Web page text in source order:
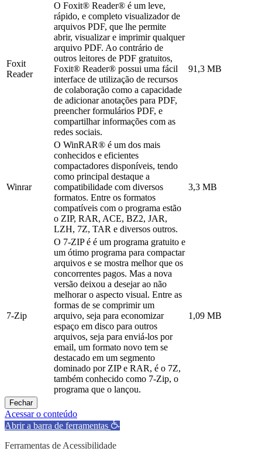
Foxit
Reader
O Foxit® Reader® é um leve,
rápido, e completo visualizador de
arquivos PDF, que lhe permite
abrir, visualizar e imprimir qualquer
arquivo PDF. Ao contrário de
outros leitores de PDF gratuitos,
Foxit® Reader® possui uma fácil
interface de utilização de recursos
de colaboração como a capacidade
de adicionar anotações para PDF,
preencher formulários PDF, e
compartilhar informações com as
redes sociais.
91,3 MB
Winrar
O WinRAR® é um dos mais
conhecidos e eficientes
compactadores disponíveis, tendo
como principal destaque a
compatibilidade com diversos
formatos. Entre os formatos
compatíveis com o programa estão
o ZIP, RAR, ACE, BZ2, JAR,
LZH, 7Z, TAR e diversos outros.
3,3 MB
7-Zip
O 7-ZIP é é um programa gratuito e
um ótimo programa para compactar
arquivos e se mostra melhor que os
concorrentes pagos. Mas a nova
versão deixou a desejar ao não
melhorar o aspecto visual. Entre as
formas de se comprimir um
arquivo, seja para economizar
espaço em disco para outros
arquivos, seja para enviá-los por
email, um formato novo tem se
destacado em um segmento
dominado por ZIP e RAR, é o 7Z,
também conhecido como 7-Zip, o
programa que o lançou.
1,09 MB
Fechar
Acessar o conteúdo
Abrir a barra de ferramentas
Ferramentas de Acessibilidade